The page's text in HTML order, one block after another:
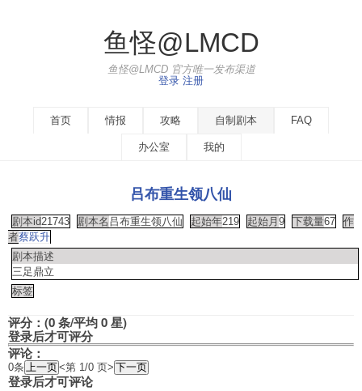
鱼怪@LMCD
鱼怪@LMCD 官方唯一发布渠道
登录 注册
首页 情报 攻略 自制剧本 FAQ
办公室 我的
吕布重生领八仙
剧本id21743 剧本名 吕布重生领八仙 起始年219 起始月 9 下载量67
作
者蔡跃升
剧本描述
三足鼎立
标签
评分：(0 条/平均 0 星)
登录后才可评分
评论：
0条 <第 1/0 页>
登录后才可评论